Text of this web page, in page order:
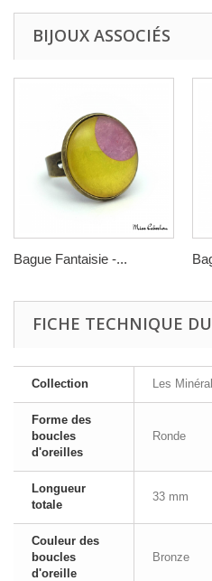
BIJOUX ASSOCIÉS
Bague Fantaisie -...
FICHE TECHNIQUE
Collection Les
Forme des
boucles
d'oreilles
Ronde
Longueur
totale
33 mm
Couleur des
boucles
d'oreille
Bronze